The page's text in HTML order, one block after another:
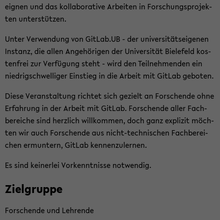
eig­nen und das kol­la­bo­ra­ti­ve Ar­bei­ten in For­schungs­pro­jek­
ten un­ter­stüt­zen.
Unter Ver­wen­dung von Git­Lab.UB - der uni­ver­si­täts­ei­ge­nen
In­stanz, die allen An­ge­hö­ri­gen der Uni­ver­si­tät Bie­le­feld kos­
ten­frei zur Ver­fü­gung steht - wird den Teil­neh­men­den ein
nied­rig­schwel­li­ger Ein­stieg in die Ar­beit mit Git­Lab ge­bo­ten.
Diese Ver­an­stal­tung rich­tet sich ge­zielt an For­schen­de ohne
Er­fah­rung in der Ar­beit mit Git­Lab. For­schen­de aller Fach­
be­rei­che sind herz­lich will­kom­men, doch ganz ex­pli­zit möch­
ten wir auch For­schen­de aus nicht-​technischen Fach­be­rei­
chen er­mun­tern, Git­Lab ken­nen­zu­ler­nen.
Es sind kei­ner­lei Vor­kennt­nis­se not­wen­dig.
Ziel­grup­pe
For­schen­de und Leh­ren­de